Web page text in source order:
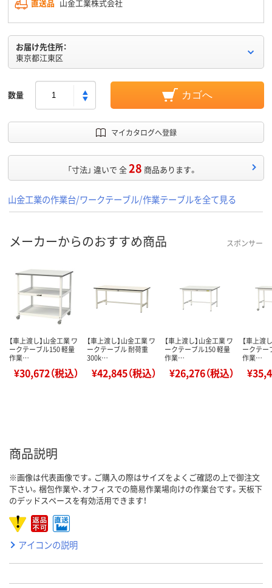
直送品 山金工業株式会社
お届け先住所：
東京都江東区
数量 カゴへ
マイカタログへ登録
「寸法」 違いで 全28 商品あります。
山金工業の作業台/ワークテーブル/作業テーブルを全て見る
メーカーからのおすすめ商品 スポンサー
【車上渡し】山金工業 ワ
ークテーブル150 軽量
作業…
¥30,672（税込）
【車上渡し】山金工業 ワ
ークテーブル 耐荷重
300k…
¥42,845（税込）
【車上渡し】山金工業 ワ
ークテーブル150 軽量
作業…
¥26,276（税込）
【車上渡
ークテー
作業…
商品説明
※画像は代表画像です。ご購入の際はサイズをよくご確認の上で御注文
下さい。梱包作業や、オフィスでの簡易作業場向けの作業台です。天板下
のデッドスペースを有効活用できます！
アイコンの説明